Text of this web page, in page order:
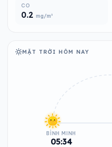
CO
0.2 mg/m³
MẶT TRỜI HÔM NAY
BÌNH MINH
05:34